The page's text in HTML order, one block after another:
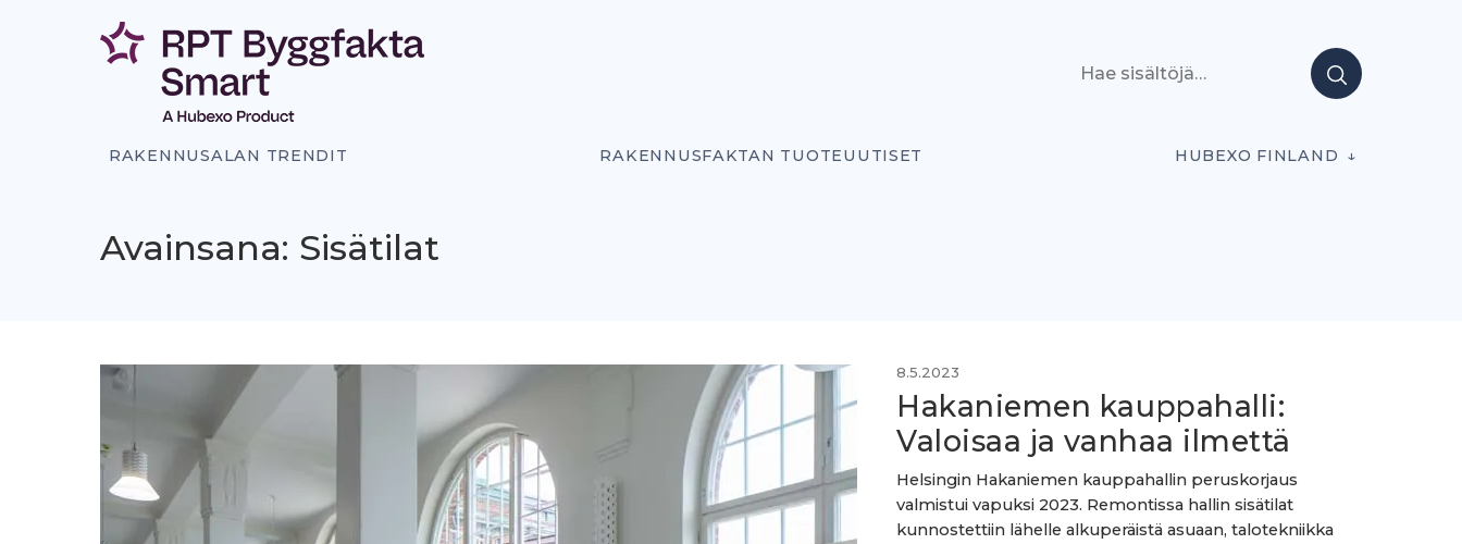
RAKENNUSALAN TRENDIT RAKENNUSFAKTAN TUOTEUUTISET HUBEXO FINLAND
Avainsana: Sisätilat
8.5.2023
Hakaniemen kauppahalli:
Valoisaa ja vanhaa ilmettä
Helsingin Hakaniemen kauppahallin peruskorjaus
valmistui vapuksi 2023. Remontissa hallin sisätilat
kunnostettiin lähelle alkuperäistä asuaan, talotekniikka